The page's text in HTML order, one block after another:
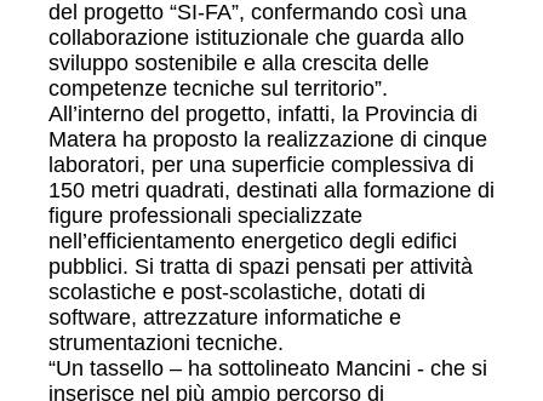
del progetto “SI-FA”, confermando così una
collaborazione istituzionale che guarda allo
sviluppo sostenibile e alla crescita delle
competenze tecniche sul territorio”.
All’interno del progetto, infatti, la Provincia di
Matera ha proposto la realizzazione di cinque
laboratori, per una superficie complessiva di
150 metri quadrati, destinati alla formazione di
figure professionali specializzate
nell’efficientamento energetico degli edifici
pubblici. Si tratta di spazi pensati per attività
scolastiche e post-scolastiche, dotati di
software, attrezzature informatiche e
strumentazioni tecniche.
“Un tassello – ha sottolineato Mancini - che si
inserisce nel più ampio percorso di